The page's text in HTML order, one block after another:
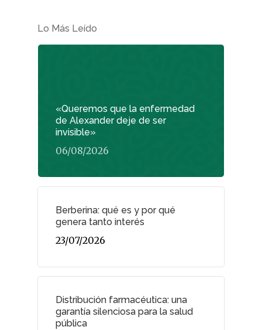
Lo Más Leído
«Queremos que la enfermedad
de Alexander deje de ser
invisible»
06/08/2026
Berberina: qué es y por qué
genera tanto interés
23/07/2026
Distribución farmacéutica: una
garantía silenciosa para la salud
pública